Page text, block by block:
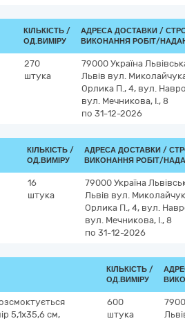
КІЛЬКІСТЬ /
ОД.ВИМІРУ
АДРЕСА ДОСТАВКИ /
ВИКОНАННЯ РОБІТ/
270
штука
79000 Україна
Львів вул.
Орлика П., 4, вул.
вул. Мечникова, І., 8
по 31-12-2026
КІЛЬКІСТЬ /
ОД.ВИМІРУ
АДРЕСА ДОСТАВКИ /
ВИКОНАННЯ РОБІТ/
16
штука
79000 Україна
Львів вул.
Орлика П., 4, вул.
вул. Мечникова, І., 8
по 31-12-2026
КІЛЬКІСТЬ /
ОД.ВИМІРУ
5,1х35,6 см,
600
штука